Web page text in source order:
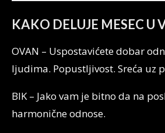
KAKO DELUJE MESEC U
OVAN – Uspostavićete dobar
ljudima. Popustljivost. Sreća uz
BIK – Jako vam je bitno da na
harmonične odnose.